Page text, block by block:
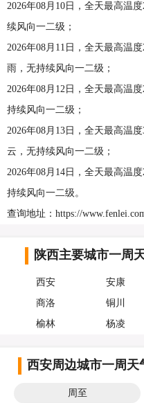
2026年08月10日，全天最高温
续风向一二级；
2026年08月11日，全天最高温
雨，无持续风向一二级；
2026年08月12日，全天最高温
持续风向一二级；
2026年08月13日，全天最高温
云，无持续风向一二级；
2026年08月14日，全天最高温
持续风向一二级。
查询地址：https://
陕西主要城市一周
西安 安康
商洛
铜川
榆林
杨凌
西安周边城市一周天
周至